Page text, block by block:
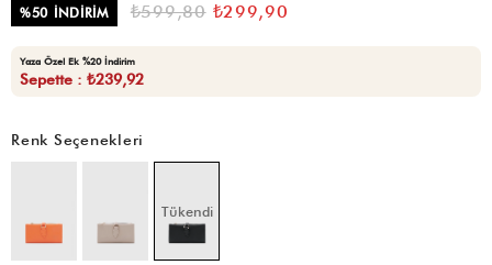
%50 İNDIRIM ₺599,80 ₺299,90
Yaza Özel Ek %20 İndirim
Sepette : ₺239,92
Renk Seçenekleri
Tükendi